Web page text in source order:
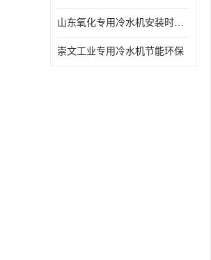
山东氧化专用冷水机安装时效短速冷
崇文工业专用冷水机节能环保